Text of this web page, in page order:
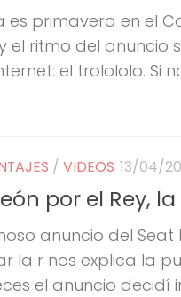
primavera en el
el ritmo del anuncio
el trolololo. Si
/ VIDEOS 13/04/
por el Rey,
anuncio del
la r nos explica la
el anuncio